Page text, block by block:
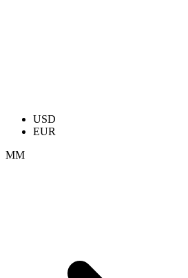
USD
EUR
ММ